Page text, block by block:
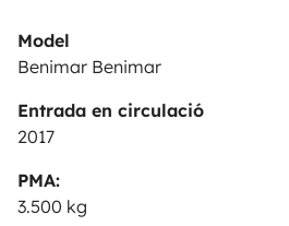
Model
Benimar Benimar
Entrada en circulació
2017
PMA:
3.500 kg